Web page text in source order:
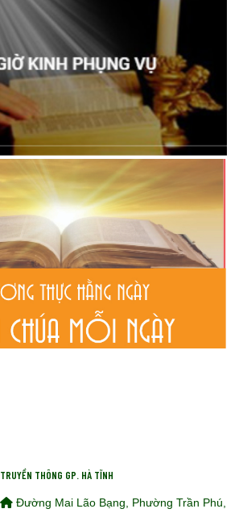
TRUYỀN THÔNG GP. HÀ TĨNH
Đường Mai Lão Bạng, Phường Trần Phú,